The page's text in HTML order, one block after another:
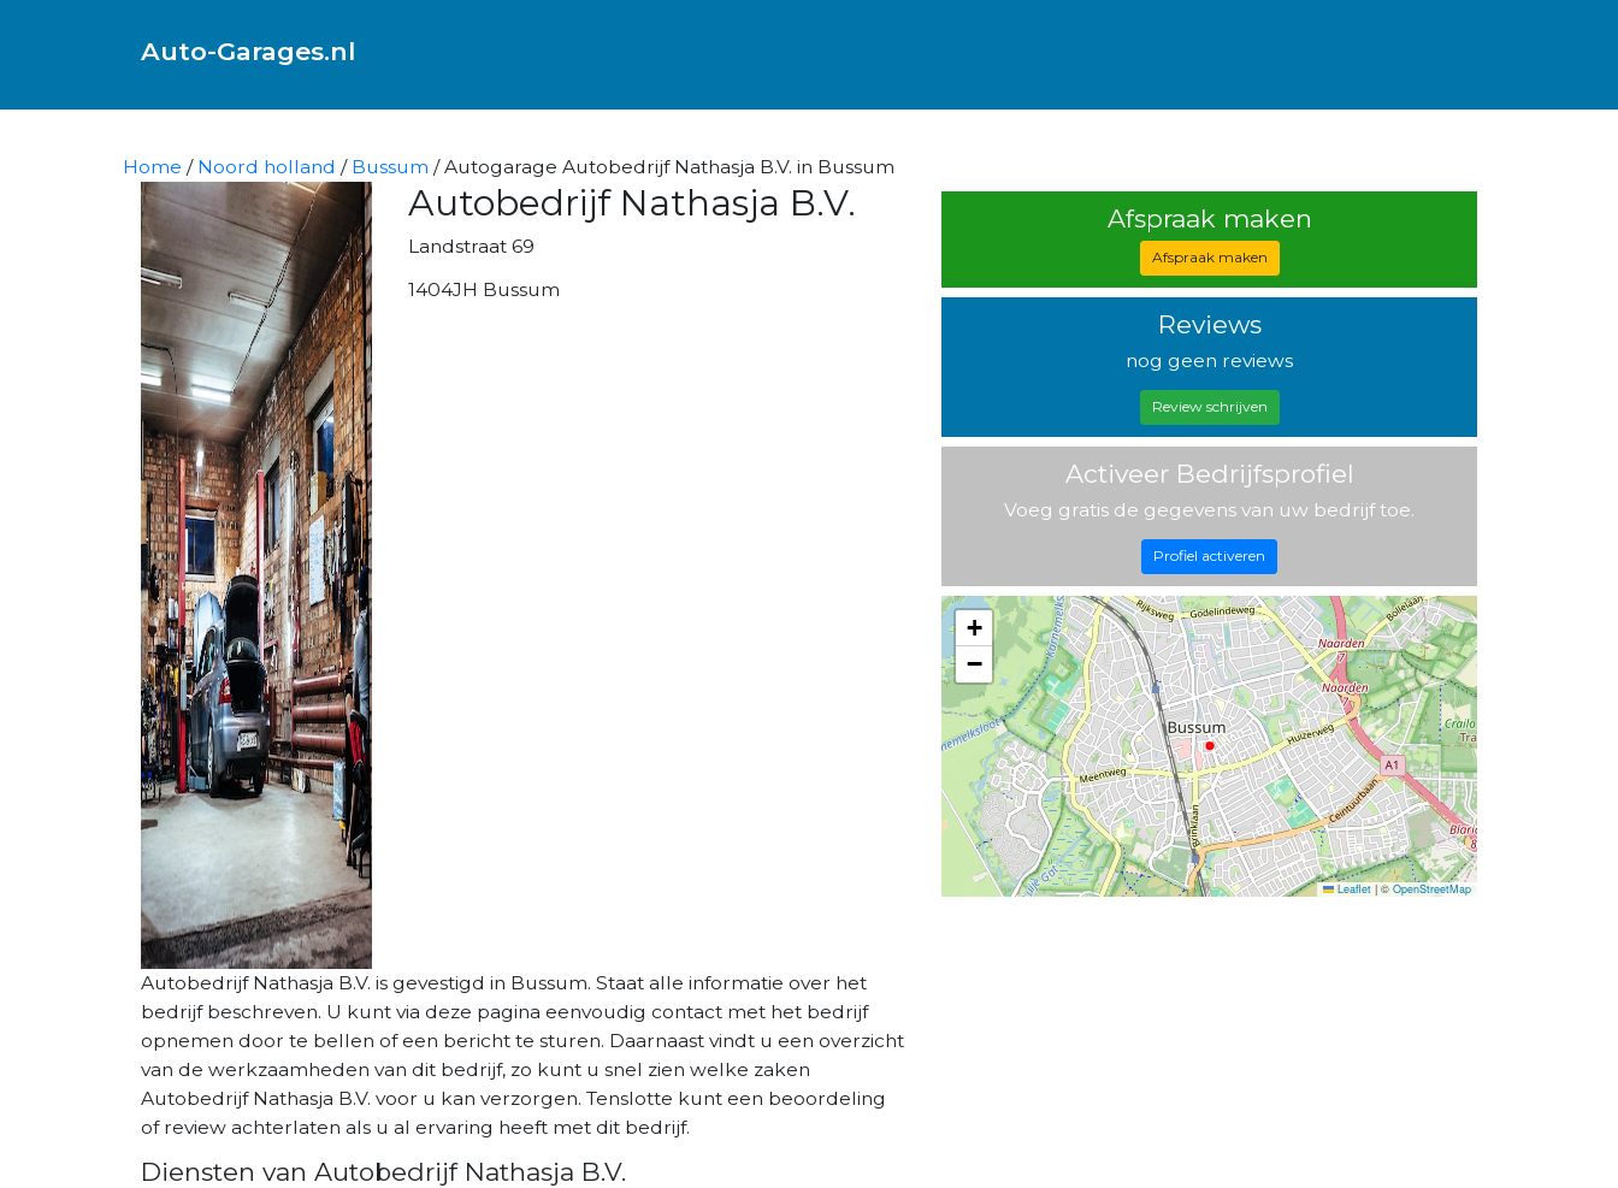
Auto-Garages.nl
Home / Noord holland / Bussum / Autogarage Autobedrijf Nathasja B.V. in Bussum
Autobedrijf Nathasja B.V.
Landstraat 69
1404JH Bussum
Autobedrijf Nathasja B.V. is gevestigd in Bussum. Staat alle informatie over het
bedrijf beschreven. U kunt via deze pagina eenvoudig contact met het bedrijf
opnemen door te bellen of een bericht te sturen. Daarnaast vindt u een overzicht
van de werkzaamheden van dit bedrijf, zo kunt u snel zien welke zaken
Autobedrijf Nathasja B.V. voor u kan verzorgen. Tenslotte kunt een beoordeling
of review achterlaten als u al ervaring heeft met dit bedrijf.
Diensten van Autobedrijf Nathasja B.V.
Afspraak maken
Afspraak maken
Reviews
nog geen reviews
Review schrijven
Activeer Bedrijfsprofiel
Voeg gratis de gegevens van uw bedrijf toe.
Profiel activeren
+
−
Leaflet | © OpenStreetMap